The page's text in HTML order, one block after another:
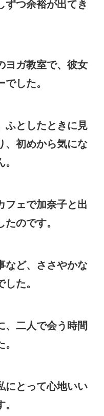
ずつ余裕が出てき
ヨガ教室で、彼女
した。
ふとしたときに見
、初めから気にな
フェで加奈子と出
のです。
など、ささやかな
た。
、二人で会う時間
にとって心地いい